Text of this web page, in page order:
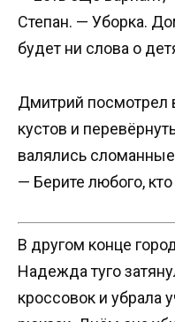
Степан. — Уборка.
будет ни слова о
Дмитрий посмотрел
кустов и
валялись
— Берите любого, кто
В другом конце
Надежда туго
кроссовок и убрала